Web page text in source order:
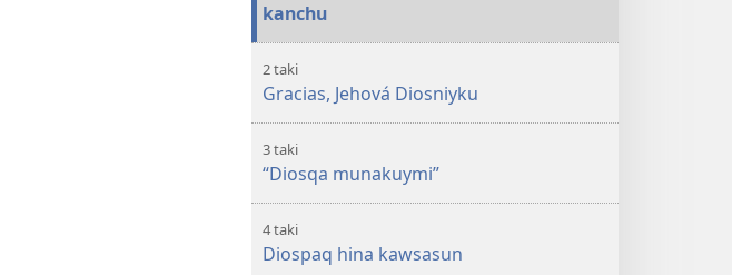
kanchu
2 taki
Gracias, Jehová Diosniyku
3 taki
“Diosqa munakuymi”
4 taki
Diospaq hina kawsasun